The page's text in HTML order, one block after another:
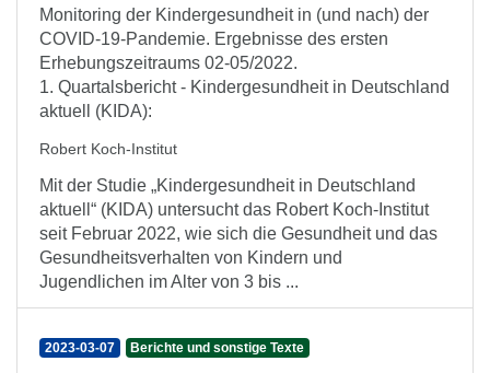
Monitoring der Kindergesundheit in (und nach) der
COVID-19-Pandemie. Ergebnisse des ersten
Erhebungszeitraums 02-05/2022.
1. Quartalsbericht - Kindergesundheit in Deutschland
aktuell (KIDA):
Robert Koch-Institut
Mit der Studie „Kindergesundheit in Deutschland
aktuell“ (KIDA) untersucht das Robert Koch-Institut
seit Februar 2022, wie sich die Gesundheit und das
Gesundheitsverhalten von Kindern und
Jugendlichen im Alter von 3 bis ...
2023-03-07 Berichte und sonstige Texte